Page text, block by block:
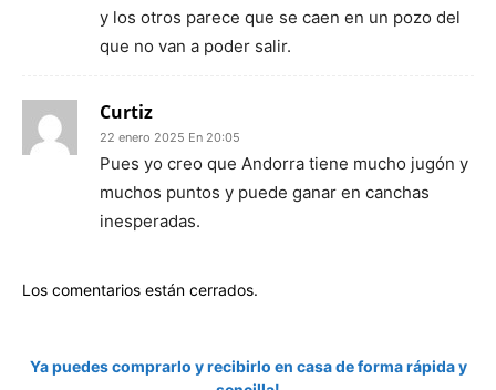
y los otros parece que se caen en un pozo del
que no van a poder salir.
Curtiz
22 enero 2025 En 20:05
Pues yo creo que Andorra tiene mucho jugón y
muchos puntos y puede ganar en canchas
inesperadas.
Los comentarios están cerrados.
Ya puedes comprarlo y recibirlo en casa de forma rápida y